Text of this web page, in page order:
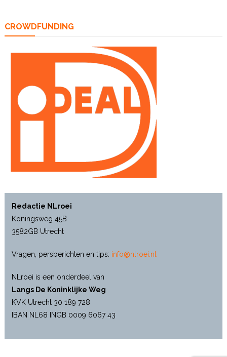
CROWDFUNDING
Redactie NLroei
Koningsweg 45B
3582GB Utrecht
Vragen, persberichten en tips: info@nlroei.nl
NLroei is een onderdeel van
Langs De Koninklijke Weg
KVK Utrecht 30 189 728
IBAN NL68 INGB 0009 6067 43